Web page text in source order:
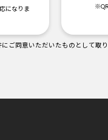
になりま
ご同意いただいたものとして取